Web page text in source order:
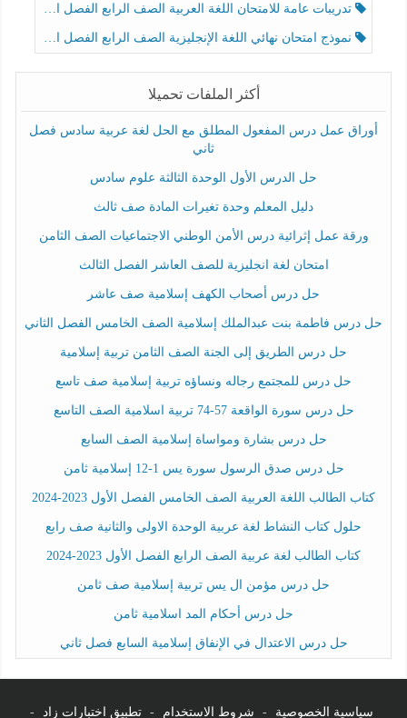
تدريبات عامة للامتحان اللغة العربية الصف الرابع الفصل الثالث
نموذج امتحان نهائي اللغة الإنجليزية الصف الرابع الفصل الثالث
أكثر الملفات تحميلا
أوراق عمل درس المفعول المطلق مع الحل لغة عربية سادس فصل
ثاني
حل الدرس الأول الوحدة الثالثة علوم سادس
دليل المعلم وحدة تغيرات المادة صف ثالث
ورقة عمل إثرائية درس الأمن الوطني الاجتماعيات الصف الثامن
امتحان لغة انجليزية للصف العاشر الفصل الثالث
حل درس أصحاب الكهف إسلامية صف عاشر
حل درس فاطمة بنت عبدالملك إسلامية الصف الخامس الفصل الثاني
حل درس الطريق إلى الجنة الصف الثامن تربية إسلامية
حل درس للمجتمع رجاله ونساؤه تربية إسلامية صف تاسع
حل درس سورة الواقعة 57-74 تربية اسلامية الصف التاسع
حل درس بشارة ومواساة إسلامية الصف السابع
حل درس صدق الرسول سورة يس 1-12 إسلامية ثامن
كتاب الطالب اللغة العربية الصف الخامس الفصل الأول 2023-2024
حلول كتاب النشاط لغة عربية الوحدة الاولى والثانية صف رابع
كتاب الطالب لغة عربية الصف الرابع الفصل الأول 2023-2024
حل درس مؤمن ال يس تربية إسلامية صف ثامن
حل درس أحكام المد اسلامية ثامن
حل درس الاعتدال في الإنفاق إسلامية السابع فصل ثاني
سياسية الخصوصية - شروط الاستخدام - تطبيق اختبارات زاد -